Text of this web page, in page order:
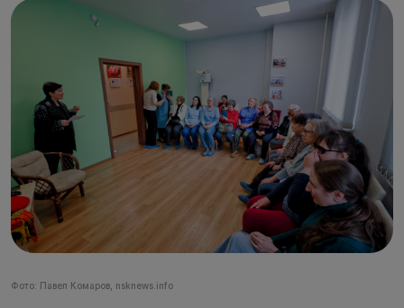
Фото: Павел Комаров, nsknews.info